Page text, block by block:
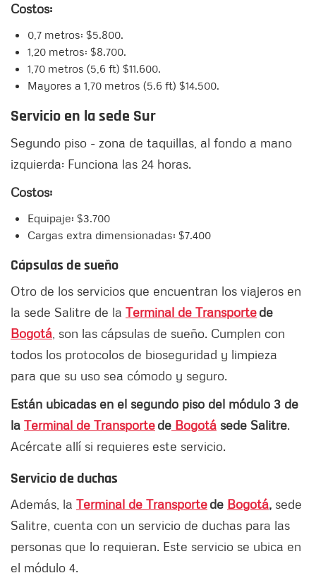
Costos:
0,7 metros: $5.800.
1,20 metros: $8.700.
1,70 metros (5,6 ft) $11.600.
Mayores a 1,70 metros (5.6 ft) $14.500.
Servicio en la sede Sur
Segundo piso - zona de taquillas, al fondo a mano
izquierda: Funciona las 24 horas.
Costos:
Equipaje: $3.700
Cargas extra dimensionadas: $7.400
Cápsulas de sueño
Otro de los servicios que encuentran los viajeros en
la sede Salitre de la Terminal de Transportede
Bogotá , son las cápsulas de sueño. Cumplen con
todos los protocolos de bioseguridad y limpieza
para que su uso sea cómodo y seguro.
Están ubicadas en el segundo piso del módulo 3 de
la Terminal de Transportede Bogotá sede Salitre.
Acércate allí si requieres este servicio.
Servicio de duchas
Además, la Terminal de Transportede Bogotá, sede
Salitre, cuenta con un servicio de duchas para las
personas que lo requieran. Este servicio se ubica en
el módulo 4.